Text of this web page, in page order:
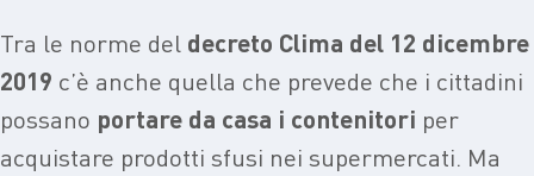
Tra le norme del decreto Clima del 12 dicembre
2019 c’è anche quella che prevede che i cittadini
possano portare da casa i contenitori per
acquistare prodotti sfusi nei supermercati. Ma